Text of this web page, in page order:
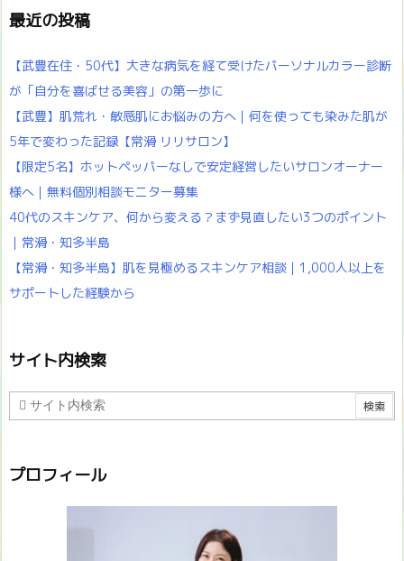
最近の投稿
【武豊在住・50代】大きな病気を経て受けたパーソナルカラー診断
が「自分を喜ばせる美容」の第一歩に
【武豊】肌荒れ・敏感肌にお悩みの方へ｜何を使っても染みた肌が
5年で変わった記録【常滑 リリサロン】
【限定5名】ホットペッパーなしで安定経営したいサロンオーナー
様へ｜無料個別相談モニター募集
40代のスキンケア、何から変える？まず見直したい3つのポイント
｜常滑・知多半島
【常滑・知多半島】肌を見極めるスキンケア相談｜1,000人以上を
サポートした経験から
サイト内検索
プロフィール